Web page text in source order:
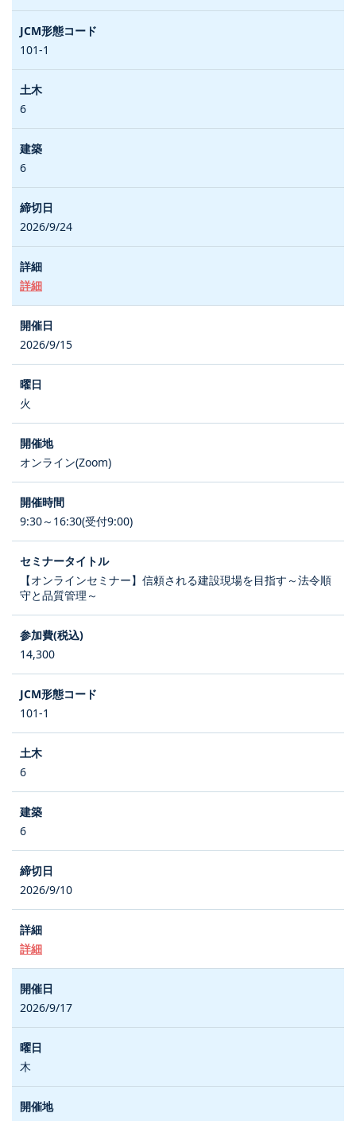
101-1
6
6
2026/9/24
詳細
2026/9/15
火
オンライン(Zoom)
9:30～16:30(受付9:00)
【オンラインセミナー】信頼される建設現場を目指す～法令順
守と品質管理～
14,300
101-1
6
6
2026/9/10
詳細
2026/9/17
木